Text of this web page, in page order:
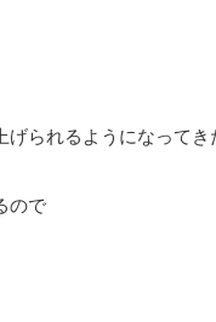
られるようになってき
ので